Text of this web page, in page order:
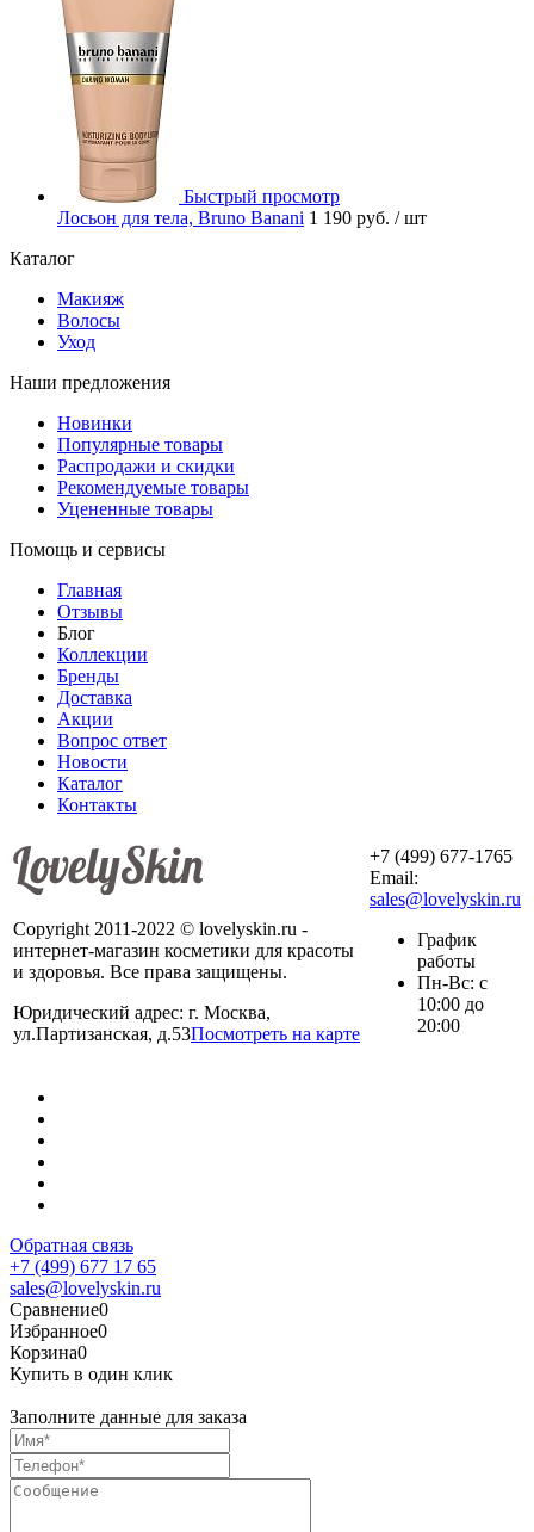
Быстрый просмотр
Лосьон для тела, Bruno Banani 1 190 руб. / шт
Каталог
Макияж
Волосы
Уход
Наши предложения
Новинки
Популярные товары
Распродажи и скидки
Рекомендуемые товары
Уцененные товары
Помощь и сервисы
Главная
Отзывы
Блог
Коллекции
Бренды
Доставка
Акции
Вопрос ответ
Новости
Каталог
Контакты
Copyright 2011-2022 © lovelyskin.ru -
интернет-магазин косметики для красоты
и здоровья. Все права защищены.
Юридический адрес: г. Москва,
ул.Партизанская, д.53Посмотреть на карте
+7 (499) 677-1765
Email:
sales@lovelyskin.ru
График
работы
Пн-Вс: с
10:00 до
20:00
Обратная связь
+7 (499) 677 17 65
sales@lovelyskin.ru
Сравнение0
Избранное0
Корзина0
Купить в один клик
Заполните данные для заказа